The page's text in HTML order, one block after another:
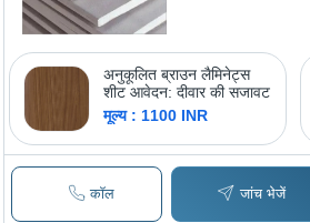
अनुकूलित ब्राउन लैमिनेट्स
शीट आवेदन: दीवार की सजावट
मूल्य : 1100 INR
कॉल जांच भेजें